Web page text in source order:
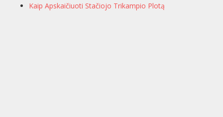
Kaip Apskaičiuoti Stačiojo Trikampio Plotą